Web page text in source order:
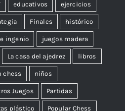
educativos ejercicios
Finales histórico
ingenio juegos madera
La casa del ajedrez libros
chess niños
Juegos Partidas
plástico Popular Chess